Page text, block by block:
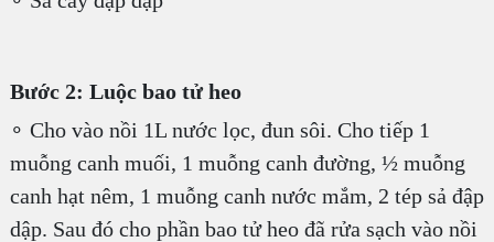
Bước 2: Luộc bao tử heo
∘ Cho vào nồi 1L nước lọc, đun sôi. Cho tiếp 1
muỗng canh muối, 1 muỗng canh đường, ½ muỗng
canh hạt nêm, 1 muỗng canh nước mắm, 2 tép sả đập
dập. Sau đó cho phần bao tử heo đã rửa sạch vào nồi